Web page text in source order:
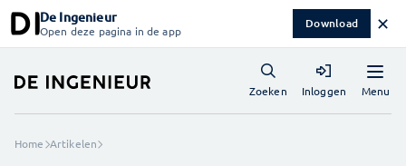
De Ingenieur
Open deze pagina in de app Download ✕
Menu
Zoeken Inloggen
Home Artikelen